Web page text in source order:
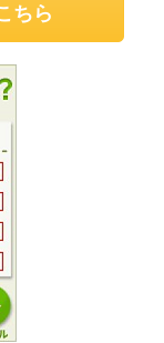
ちら